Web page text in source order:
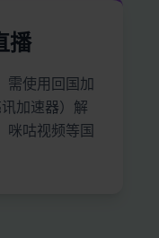
播
需使用回国加
加速器）解
咪咕视频等国